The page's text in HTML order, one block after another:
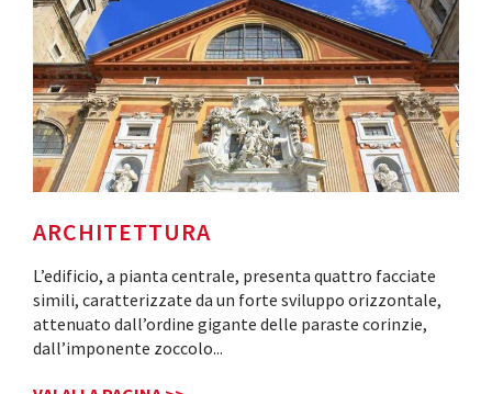
ARCHITETTURA
L’edificio, a pianta centrale, presenta quattro facciate
simili, caratterizzate da un forte sviluppo orizzontale,
attenuato dall’ordine gigante delle paraste corinzie,
dall’imponente zoccolo...